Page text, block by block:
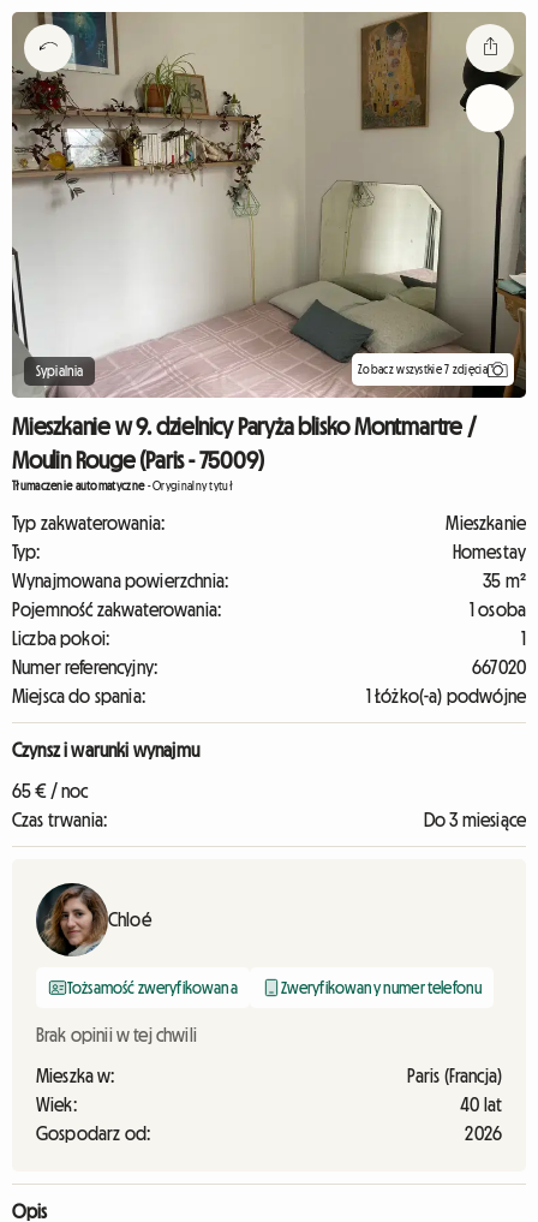
Sypialnia Zobacz wszystkie 7 zdjęcia
Mieszkanie w 9. dzielnicy Paryża blisko Montmartre /
Moulin Rouge (Paris - 75009)
Tłumaczenie automatyczne-Oryginalny tytuł
Typ zakwaterowania:
Mieszkanie
Typ:
Homestay
Wynajmowana powierzchnia:
35 m²
Pojemność zakwaterowania:
1 osoba
Liczba pokoi:
1
Numer referencyjny:
667020
Miejsca do spania:
1 Łóżko(-a) podwójne
Czynsz i warunki wynajmu
65 € / noc
Czas trwania:
Do 3 miesiące
Chloé
Tożsamość zweryfikowana Zweryfikowany numer telefonu
Brak opinii w tej chwili
Mieszka w:
Paris (Francja)
Wiek:
40 lat
Gospodarz od:
2026
Opis